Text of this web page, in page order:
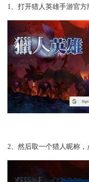
1、打开猎人英雄手游官方
2、然后取一个猎人昵称，